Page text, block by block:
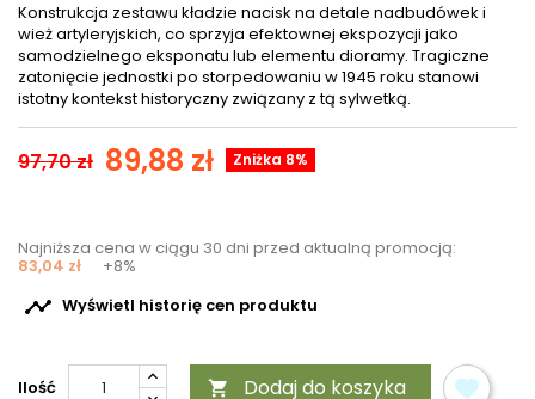
Konstrukcja zestawu kładzie nacisk na detale nadbudówek i
wież artyleryjskich, co sprzyja efektownej ekspozycji jako
samodzielnego eksponatu lub elementu dioramy. Tragiczne
zatonięcie jednostki po storpedowaniu w 1945 roku stanowi
istotny kontekst historyczny związany z tą sylwetką.
97,70 zł 89,88 zł Zniżka 8%
Najniższa cena w ciągu 30 dni przed aktualną promocją:
83,04 zł +8%
 Wyświetl historię cen produktu
Ilość  Dodaj do koszyka